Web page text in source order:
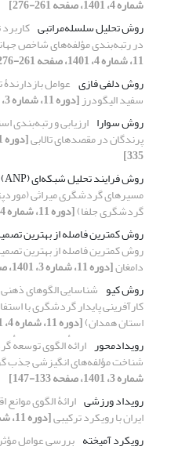
شماره 4، 1401، صفحه 261-276]
روش تحلیل سلسله‌مراتبی
در رتبه‌بندی مؤلفه‌های شاخص
11، شماره 4، 1401، صفحه 261-276]
روش دلفی فازی عوامل
سفید الیگودرز[دوره 11، شماره 3، 1401، صفحه 245-260]
روش سوارا ارزیابی و
پرندگان در مقصدهای تالابی
335]
روش فرایند تحلیل شبکه‌ای (ANP)
مسیرهای گردشگری میراثی
گردشگری جلفا)[دوره 11، شماره 4، 1401، صفحه 33-49]
روش کمترین فاصله از بهترین
روش کمترین فاصله از بهترین
دامغان[دوره 11، شماره 3، 1401، صفحه 207-224]
روش کیو شناسایی الگوهای
کارآفرینی پایدار گردشگری با
استان همدان)[دوره 11، شماره 4، 1401، صفحه 185-197]
رویدادمحور ارائهٔ الگوی توسعهٔ
شناخت مؤلفه‌‏های انگیزشی جذب
شماره 3، 1401، صفحه 133-147]
رویداد ورزشی ارائۀ الگوی
ایران با رویکرد ترکیبی[دوره 11، شماره 4، 1401، صفحه 99-109]
رویکرد آمیخته بررسی عوامل